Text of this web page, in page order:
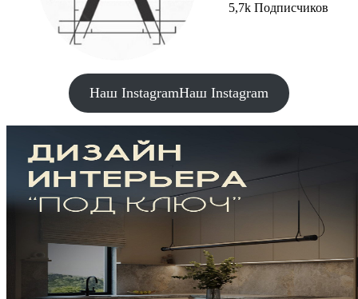
5,7k Подписчиков
Наш InstagramНаш Instagram